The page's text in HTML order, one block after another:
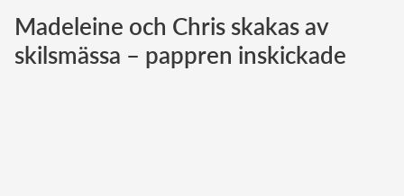
Norska kungahuset
Danska kungahuset
Madeleine och Chris skakas av
skilsmässa – pappren inskickade